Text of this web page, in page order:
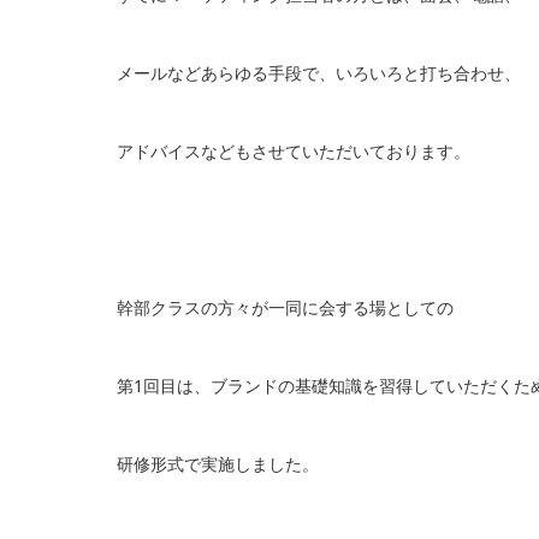
メールなどあらゆる手段で、いろいろと打ち合わせ、
アドバイスなどもさせていただいております。
幹部クラスの方々が一同に会する場としての
第1回目は、ブランドの基礎知識を習得していただくた
研修形式で実施しました。